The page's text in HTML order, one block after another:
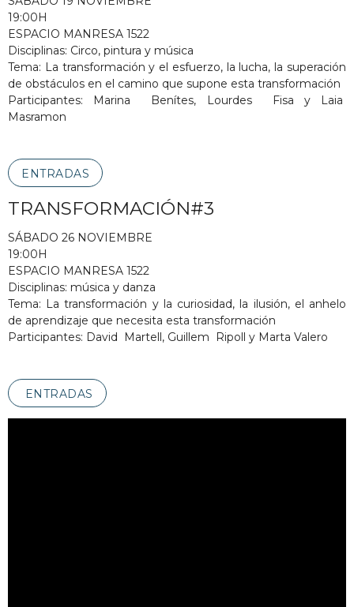
19:00H
ESPACIO MANRESA 1522
Disciplinas: Circo, pintura y música
Tema: La transformación y el esfuerzo, la lucha, la superación
de obstáculos en el camino que supone esta transformación
Participantes: Marina Benítes, Lourdes Fisa y Laia
Masramon
ENTRADAS
TRANSFORMACIÓN#3
SÁBADO 26 NOVIEMBRE
19:00H
ESPACIO MANRESA 1522
Disciplinas: música y danza
Tema: La transformación y la curiosidad, la ilusión, el anhelo
de aprendizaje que necesita esta transformación
Participantes: David Martell, Guillem Ripoll y Marta Valero
ENTRADAS